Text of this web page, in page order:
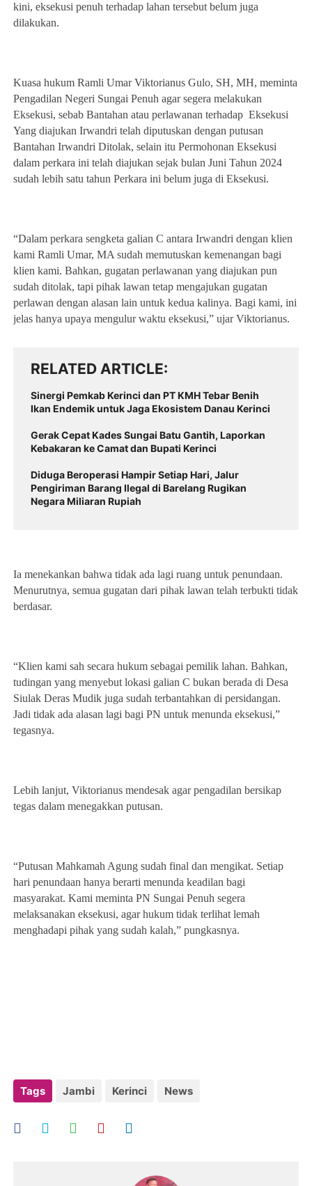
kini, eksekusi penuh terhadap lahan tersebut belum juga
dilakukan.
Kuasa hukum Ramli Umar Viktorianus Gulo, SH, MH, meminta
Pengadilan Negeri Sungai Penuh agar segera melakukan
Eksekusi, sebab Bantahan atau perlawanan terhadap Eksekusi
Yang diajukan Irwandri telah diputuskan dengan putusan
Bantahan Irwandri Ditolak, selain itu Permohonan Eksekusi
dalam perkara ini telah diajukan sejak bulan Juni Tahun 2024
sudah lebih satu tahun Perkara ini belum juga di Eksekusi.
“Dalam perkara sengketa galian C antara Irwandri dengan klien
kami Ramli Umar, MA sudah memutuskan kemenangan bagi
klien kami. Bahkan, gugatan perlawanan yang diajukan pun
sudah ditolak, tapi pihak lawan tetap mengajukan gugatan
perlawan dengan alasan lain untuk kedua kalinya. Bagi kami, ini
jelas hanya upaya mengulur waktu eksekusi,” ujar Viktorianus.
RELATED ARTICLE
Sinergi Pemkab Kerinci dan PT KMH Tebar Benih
Ikan Endemik untuk Jaga Ekosistem Danau Kerinci
Gerak Cepat Kades Sungai Batu Gantih, Laporkan
Kebakaran ke Camat dan Bupati Kerinci
Diduga Beroperasi Hampir Setiap Hari, Jalur
Pengiriman Barang Ilegal di Barelang Rugikan
Negara Miliaran Rupiah
Ia menekankan bahwa tidak ada lagi ruang untuk penundaan.
Menurutnya, semua gugatan dari pihak lawan telah terbukti tidak
berdasar.
“Klien kami sah secara hukum sebagai pemilik lahan. Bahkan,
tudingan yang menyebut lokasi galian C bukan berada di Desa
Siulak Deras Mudik juga sudah terbantahkan di persidangan.
Jadi tidak ada alasan lagi bagi PN untuk menunda eksekusi,”
tegasnya.
Lebih lanjut, Viktorianus mendesak agar pengadilan bersikap
tegas dalam menegakkan putusan.
“Putusan Mahkamah Agung sudah final dan mengikat. Setiap
hari penundaan hanya berarti menunda keadilan bagi
masyarakat. Kami meminta PN Sungai Penuh segera
melaksanakan eksekusi, agar hukum tidak terlihat lemah
menghadapi pihak yang sudah kalah,” pungkasnya.
Tags Jambi Kerinci News